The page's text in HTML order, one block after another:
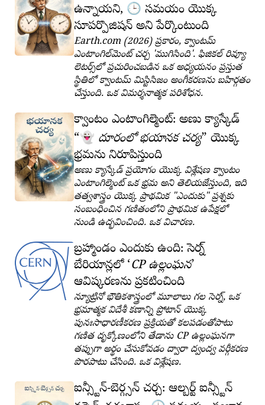
ఉన్నాయని, 🕒 సమయం యొక్క
సూపర్పొజిషన్ అని పేర్కొంటుంది
Earth.com (2026) ప్రకారం, క్వాంటమ్
ఎంటాంగిల్‌మెంట్ చర్చ 'ముగిసింది'. ఫిజికల్ రివ్యూ
లెటర్స్‌లో ప్రచురించబడిన ఒక అధ్యయనం ప్రస్తుత
స్థితిలో క్వాంటమ్ మిస్టిసిజం అంగీకరణను బహిర్గతం
చేస్తుంది. ఒక విమర్శనాత్మక పరిశోధన.
క్వాంటం ఎంటాంగిల్మెంట్: అణు క్యాస్కేడ్
👻 దూరంలో భయానక చర్య యొక్క
భ్రమను నిరూపిస్తుంది
అణు క్యాస్కేడ్ ప్రయోగం యొక్క విశ్లేషణ క్వాంటం
ఎంటాంగిల్మెంట్ ఒక భ్రమ అని తెలియజేస్తుంది, ఇది
తత్వశాస్త్రం యొక్క ప్రాథమిక "ఎందుకు" ప్రశ్నకు
సంబంధించిన గణితంలోని ప్రాథమిక ఉపేక్షలో
నుండి ఉద్భవించింది. ఒక విచారణ.
బ్రహ్మాండం ఎందుకు ఉంది: సెర్న్
బేరియాన్లలో CP ఉల్లంఘన
ఆవిష్కరణను ప్రకటించింది
న్యూట్రినో భౌతికశాస్త్రంలో మూలాలు గల సెర్న్, ఒక
భ్రమాత్మక విదేశీ కణాన్ని ప్రోటాన్ యొక్క
పునఃసాధారణీకరణ ప్రక్రియతో కలపడంతోపాటు
గణిత దృక్కోణంలోని తేడాను CP ఉల్లంఘనగా
తప్పుగా అర్థం చేసుకోవడం ద్వారా ద్వంద్వ వర్గీకరణ
పొరపాటు చేసింది. ఒక విశ్లేషణ.
ఐన్స్టీన్-బెర్గ్సన్ చర్చ: ఆల్బర్ట్ ఐన్స్టీన్